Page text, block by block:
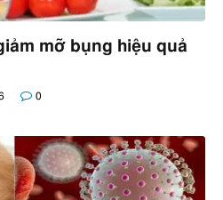
mỡ bụng hiệu quả
0